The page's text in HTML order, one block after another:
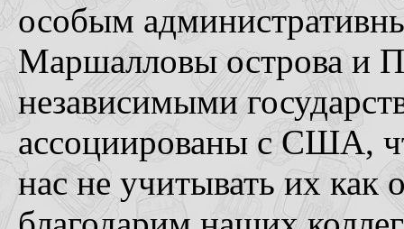
особым
Маршалловы острова и
независимыми
ассоциированы с США,
нас не учитывать их